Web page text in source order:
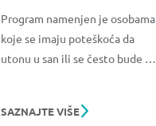
Program namenjen je osobama
koje se imaju poteškoća da
utonu u san ili se često bude u
SAZNAJTE VIŠE